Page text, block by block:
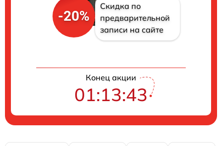
-20%
Скидка по
предварительной
записи на сайте
Конец акции
01:13:42